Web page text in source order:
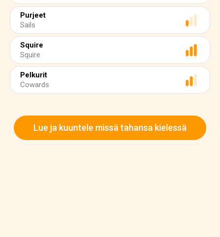
Purjeet
Sails
Squire
Squire
Pelkurit
Cowards
Lue ja kuuntele missä tahansa kielessä